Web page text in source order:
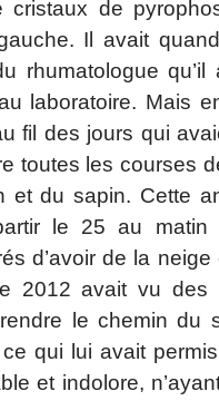
cristaux de
Il avait
rhumatologue qu’il
laboratoire. Mais
fil des jours qui
toutes les courses
et du sapin. Cette
le 25 au
d’avoir de la
2012 avait vu des
le chemin du
qui lui avait
et indolore,